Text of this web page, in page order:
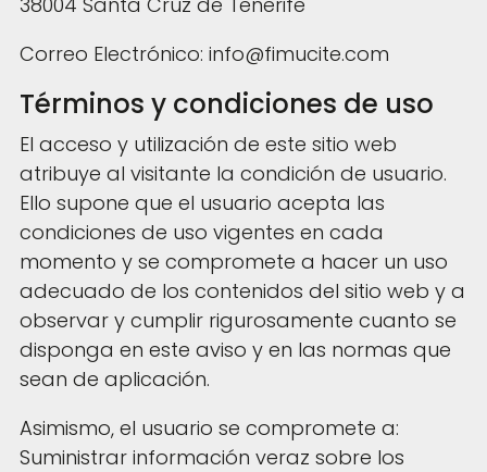
Correo Electrónico: info@fimucite.com
Términos y condiciones de uso
El acceso y utilización de este sitio web
atribuye al visitante la condición de usuario.
Ello supone que el usuario acepta las
condiciones de uso vigentes en cada
momento y se compromete a hacer un uso
adecuado de los contenidos del sitio web y a
observar y cumplir rigurosamente cuanto se
disponga en este aviso y en las normas que
sean de aplicación.
Asimismo, el usuario se compromete a:
Suministrar información veraz sobre los